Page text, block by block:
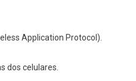
Application Protocol).
dos celulares.